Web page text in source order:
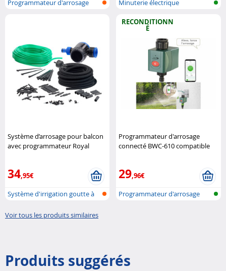
Programmateur d'arrosage
Minuterie électrique
Système d’arrosage pour balcon
avec programmateur Royal
34,95€
Système d'irrigation goutte à
RECONDITIONN
É
Programmateur d'arrosage
connecté BWC-610 compatible
29,96€
Programmateur d'arrosage
Voir tous les produits similaires
Produits suggérés